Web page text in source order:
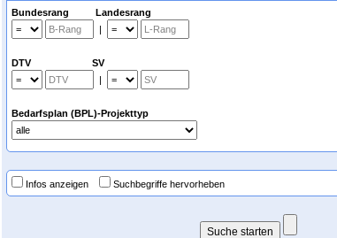
Bundesrang Landesrang
|
DTV SV
|
Bedarfsplan (BPL)-Projekttyp
Infos anzeigen Suchbegriffe hervorheben